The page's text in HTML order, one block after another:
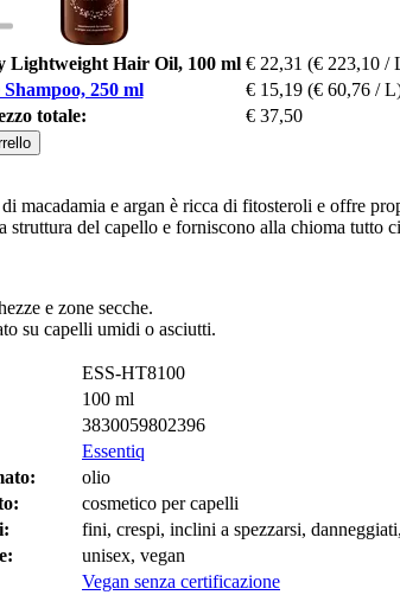
Lightweight Hair Oil, 100 ml € 22,31 (€ 223,10 /
250 ml
€ 15,19 (€ 60,76 /
totale:
€ 37,50
macadamia e argan è ricca di fitosteroli e offre
struttura del capello e forniscono alla chioma tutto
e zone secche.
su capelli umidi o asciutti.
ESS-HT8100
100 ml
3830059802396
Essentiq
olio
cosmetico per capelli
fini, crespi, inclini a spezzarsi,
unisex, vegan
Vegan senza certificazione